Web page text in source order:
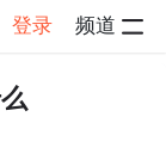
登录 频道